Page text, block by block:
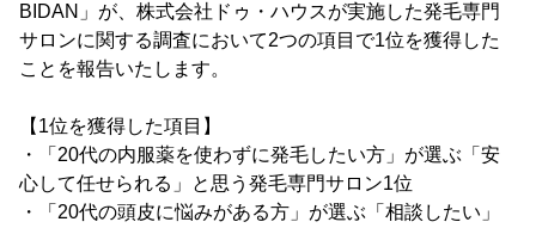
BIDAN」が、株式会社ドゥ・ハウスが実施した発毛専門
サロンに関する調査において2つの項目で1位を獲得した
ことを報告いたします。
【1位を獲得した項目】
・「20代の内服薬を使わずに発毛したい方」が選ぶ「安
心して任せられる」と思う発毛専門サロン1位
・「20代の頭皮に悩みがある方」が選ぶ「相談したい」